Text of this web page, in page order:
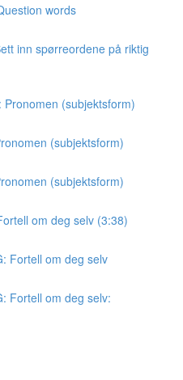
words
inn spørreordene på riktig
Pronomen (subjektsform)
(subjektsform)
(subjektsform)
om deg selv (3:38)
Fortell om deg selv
Fortell om deg selv: